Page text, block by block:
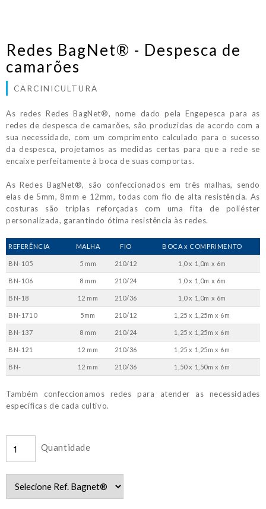
Redes BagNet® - Despesca de
camarões
CARCINICULTURA
As redes Redes BagNet®, nome dado pela Engepesca para as
redes de despesca de camarões, são produzidas de acordo com a
sua necessidade, com um comprimento calculado para o sucesso
da despesca, projetamos as medidas certas para que a rede se
encaixe perfeitamente à boca de suas comportas.
As Redes BagNet®, são confeccionados em três malhas, sendo
elas de 5mm, 8mm e 12mm, todas com fio de alta resistência. As
costuras são triplas reforçadas com uma fita de poliéster
personalizada, garantindo ótima resistência às redes.
REFERÊNCIA MALHA FIO BOCA x COMPRIMENTO
BN-105 5 mm 210/12 1,0 x 1,0m x 6m
BN-106 8 mm 210/24 1,0 x 1,0m x 6m
BN-18 12 mm 210/36 1,0 x 1,0m x 6m
BN-1710 5mm 210/12 1,25 x 1,25m x 6m
BN-137 8 mm 210/24 1,25 x 1,25m x 6m
BN-121 12 mm 210/36 1,25 x 1,25m x 6m
BN- 12 mm 210/36 1,50 x 1,50m x 6m
Também confeccionamos redes para atender as necessidades
específicas de cada cultivo.
Quantidade